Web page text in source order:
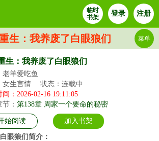
临时
书架
登录 注册
生：我养废了白眼狼们 菜单
生：我养废了白眼狼们
老羊爱吃鱼
女生言情
状态：连载中
间：2026-02-16 19:11:05
： 第138章 周家一个要命的秘密
始阅读 加入书架
眼狼们简介：